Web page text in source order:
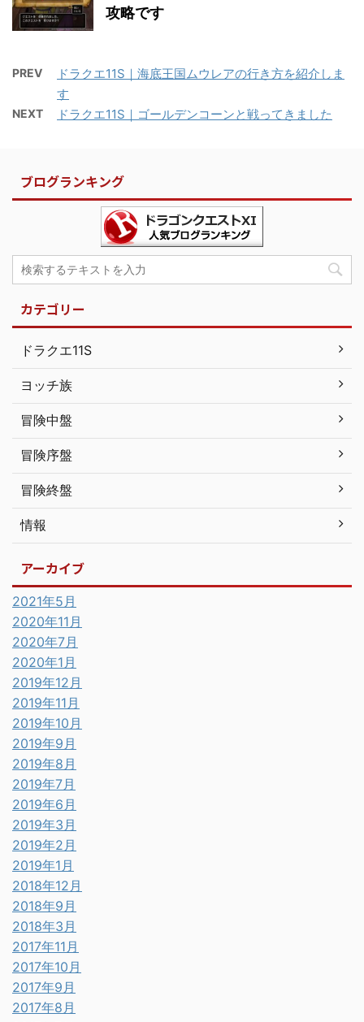
攻略です
PREV
ドラクエ11S｜海底王国ムウレアの行き方を紹介しま
す
NEXT ドラクエ11S｜ゴールデンコーンと戦ってきました
ブログランキング
カテゴリー
ドラクエ11S
ヨッチ族
冒険中盤
冒険序盤
冒険終盤
情報
アーカイブ
2021年5月
2020年11月
2020年7月
2020年1月
2019年12月
2019年11月
2019年10月
2019年9月
2019年8月
2019年7月
2019年6月
2019年3月
2019年2月
2019年1月
2018年12月
2018年9月
2018年3月
2017年11月
2017年10月
2017年9月
2017年8月